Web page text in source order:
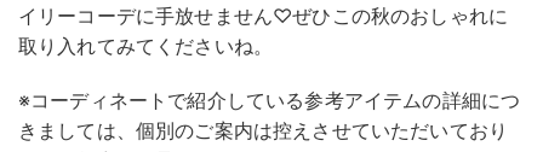
イリーコーデに手放せません♡ぜひこの秋のおしゃれに
取り入れてみてくださいね。
※コーディネートで紹介している参考アイテムの詳細につ
きましては、個別のご案内は控えさせていただいており